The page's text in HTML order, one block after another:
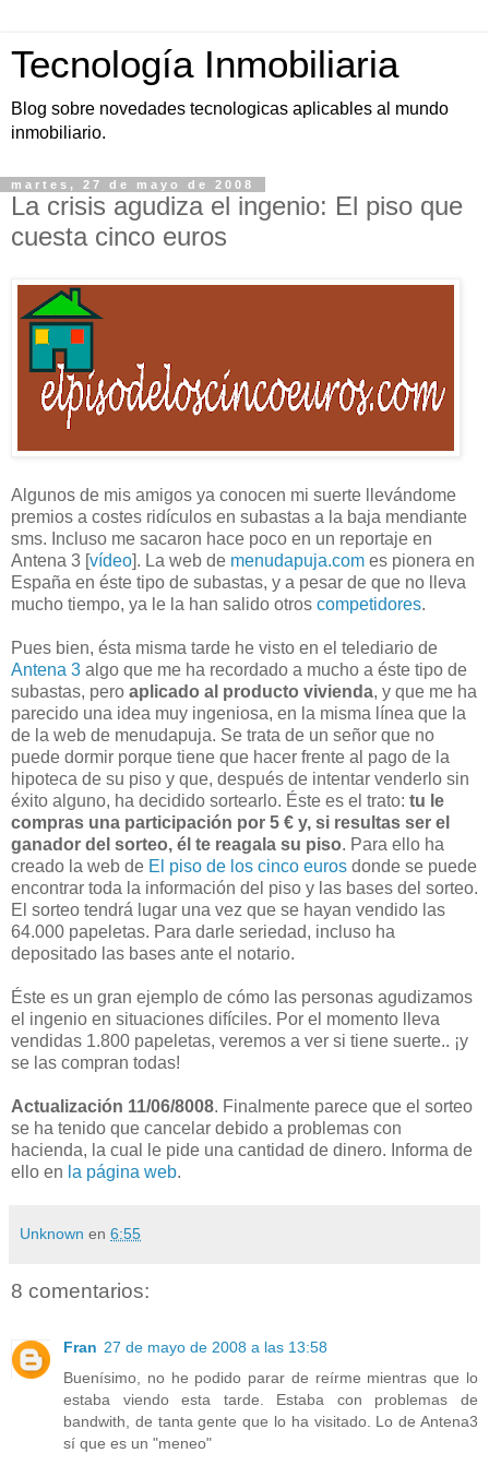
Tecnología Inmobiliaria
Blog sobre novedades tecnologicas aplicables al mundo
inmobiliario.
martes, 27 de mayo de 2008
La crisis agudiza el ingenio: El piso que
cuesta cinco euros
Algunos de mis amigos ya conocen mi suerte llevándome
premios a costes ridículos en subastas a la baja mendiante
sms. Incluso me sacaron hace poco en un reportaje en
Antena 3 [vídeo]. La web de menudapuja.com es pionera en
España en éste tipo de subastas, y a pesar de que no lleva
mucho tiempo, ya le la han salido otros competidores.
Pues bien, ésta misma tarde he visto en el telediario de
Antena 3 algo que me ha recordado a mucho a éste tipo de
subastas, pero aplicado al producto vivienda, y que me ha
parecido una idea muy ingeniosa, en la misma línea que la
de la web de menudapuja. Se trata de un señor que no
puede dormir porque tiene que hacer frente al pago de la
hipoteca de su piso y que, después de intentar venderlo sin
éxito alguno, ha decidido sortearlo. Éste es el trato: tu le
compras una participación por 5 € y, si resultas ser el
ganador del sorteo, él te reagala su piso. Para ello ha
creado la web de El piso de los cinco euros donde se puede
encontrar toda la información del piso y las bases del sorteo.
El sorteo tendrá lugar una vez que se hayan vendido las
64.000 papeletas. Para darle seriedad, incluso ha
depositado las bases ante el notario.
Éste es un gran ejemplo de cómo las personas agudizamos
el ingenio en situaciones difíciles. Por el momento lleva
vendidas 1.800 papeletas, veremos a ver si tiene suerte.. ¡y
se las compran todas!
Actualización 11/06/8008. Finalmente parece que el sorteo
se ha tenido que cancelar debido a problemas con
hacienda, la cual le pide una cantidad de dinero. Informa de
ello en la página web.
Unknown en 6:55
8 comentarios:
Fran 27 de mayo de 2008 a las 13:58
Buenísimo, no he podido parar de reírme mientras que lo
estaba viendo esta tarde. Estaba con problemas de
bandwith, de tanta gente que lo ha visitado. Lo de Antena3
sí que es un "meneo"